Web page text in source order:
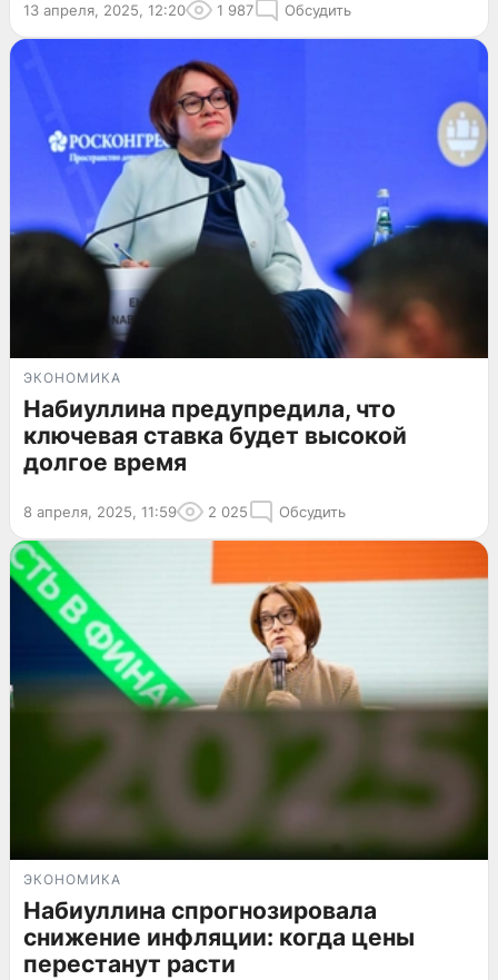
13 апреля, 2025, 12:20 1 987 Обсудить
ЭКОНОМИКА
Набиуллина предупредила, что
ключевая ставка будет высокой
долгое время
8 апреля, 2025, 11:59 2 025 Обсудить
ЭКОНОМИКА
Набиуллина спрогнозировала
снижение инфляции: когда цены
перестанут расти